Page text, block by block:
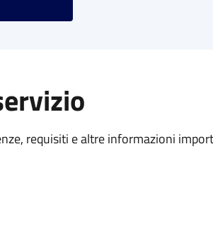
requisiti e altre informazioni